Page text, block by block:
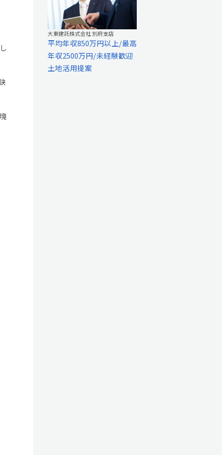
大東建託株式会社 別府支店
平均年収850万円以上/最高
年収2500万円/未経験歓迎
土地活用提案